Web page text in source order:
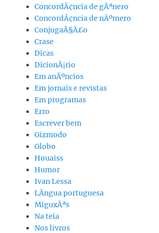
ConcordÃ¢ncia de gÃªnero
ConcordÃ¢ncia de nÃºmero
ConjugaÃ§Ã£o
Crase
Dicas
DicionÃ¡rio
Em anÃºncios
Em jornais e revistas
Em programas
Erro
Escrever bem
Gizmodo
Globo
Houaiss
Humor
Ivan Lessa
LÃ­ngua portuguesa
MiguxÃªs
Na teia
Nos livros